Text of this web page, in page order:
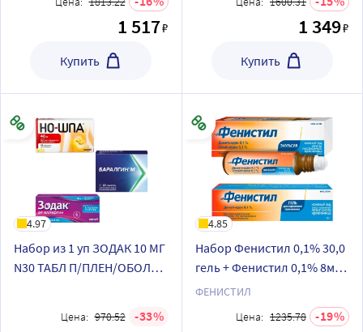
1 517₽
Купить
1 349₽
Купить
4.97
Набор из 1 уп ЗОДАК 10 МГ
N30 ТАБЛ П/ПЛЕН/ОБОЛОЧ
МГ N48 ТАБЛ
Цена: 970.52 33
4.85
Набор Фенистил 0,1% 30,0
гель + Фенистил 0,1% 8мл
флак эмульсия со скидкой
ФЕНИСТИЛ
Цена: 1235.78 19